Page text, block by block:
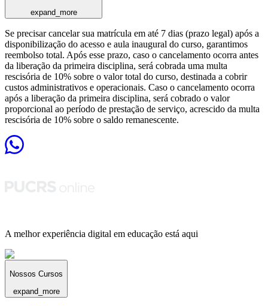
expand_more
Se precisar cancelar sua matrícula em até 7 dias (prazo legal) após a
disponibilização do acesso e aula inaugural do curso, garantimos
reembolso total. Após esse prazo, caso o cancelamento ocorra antes
da liberação da primeira disciplina, será cobrada uma multa
rescisória de 10% sobre o valor total do curso, destinada a cobrir
custos administrativos e operacionais. Caso o cancelamento ocorra
após a liberação da primeira disciplina, será cobrado o valor
proporcional ao período de prestação de serviço, acrescido da multa
rescisória de 10% sobre o saldo remanescente.
A melhor experiência digital em educação está aqui
Nossos Cursos
expand_more